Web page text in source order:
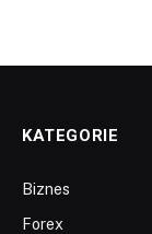
KATEGORIE
Biznes
Forex